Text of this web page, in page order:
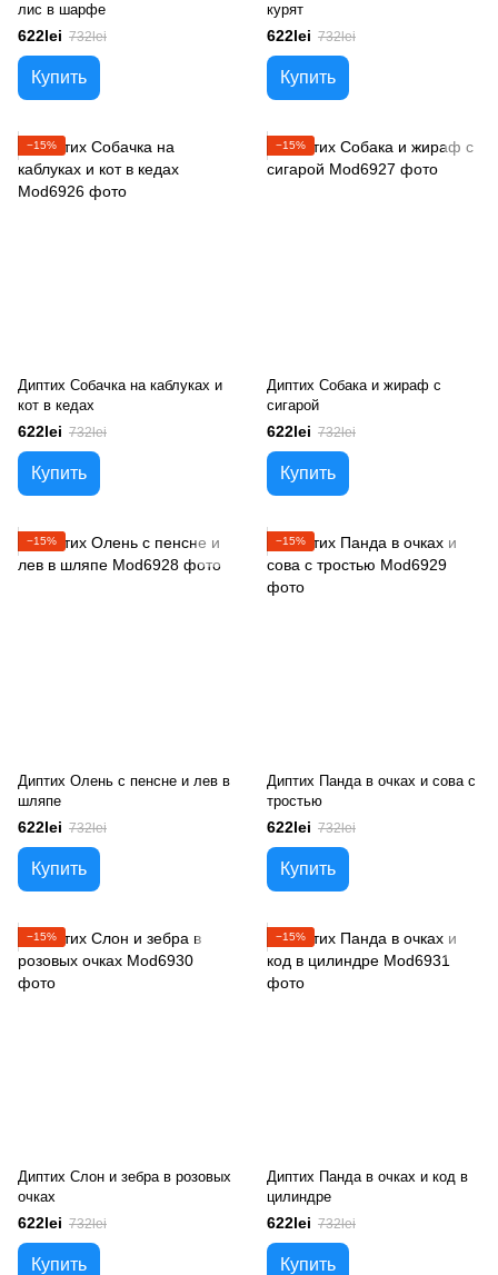
лис в шарфе
622lei 732lei
Купить
курят
622lei 732lei
Купить
−15%
Диптих Собачка на каблуках и
кот в кедах
622lei 732lei
Купить
−15%
Диптих Собака и жираф с
сигарой
622lei 732lei
Купить
−15%
Диптих Олень с пенсне и лев в
шляпе
622lei 732lei
Купить
−15%
Диптих Панда в очках и сова с
тростью
622lei 732lei
Купить
−15%
Диптих Слон и зебра в розовых
очках
622lei 732lei
Купить
−15%
Диптих Панда в очках и код в
цилиндре
622lei 732lei
Купить